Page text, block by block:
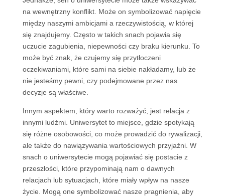
na wewnętrzny konflikt. Może on symbolizować napięcie
między naszymi ambicjami a rzeczywistością, w której
się znajdujemy. Często w takich snach pojawia się
uczucie zagubienia, niepewności czy braku kierunku. To
może być znak, że czujemy się przytłoczeni
oczekiwaniami, które sami na siebie nakładamy, lub że
nie jesteśmy pewni, czy podejmowane przez nas
decyzje są właściwe.
Innym aspektem, który warto rozważyć, jest relacja z
innymi ludźmi. Uniwersytet to miejsce, gdzie spotykają
się różne osobowości, co może prowadzić do rywalizacji,
ale także do nawiązywania wartościowych przyjaźni. W
snach o uniwersytecie mogą pojawiać się postacie z
przeszłości, które przypominają nam o dawnych
relacjach lub sytuacjach, które miały wpływ na nasze
życie. Mogą one symbolizować nasze pragnienia, aby